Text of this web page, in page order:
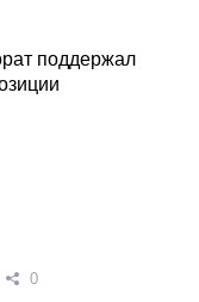
поддержал
0